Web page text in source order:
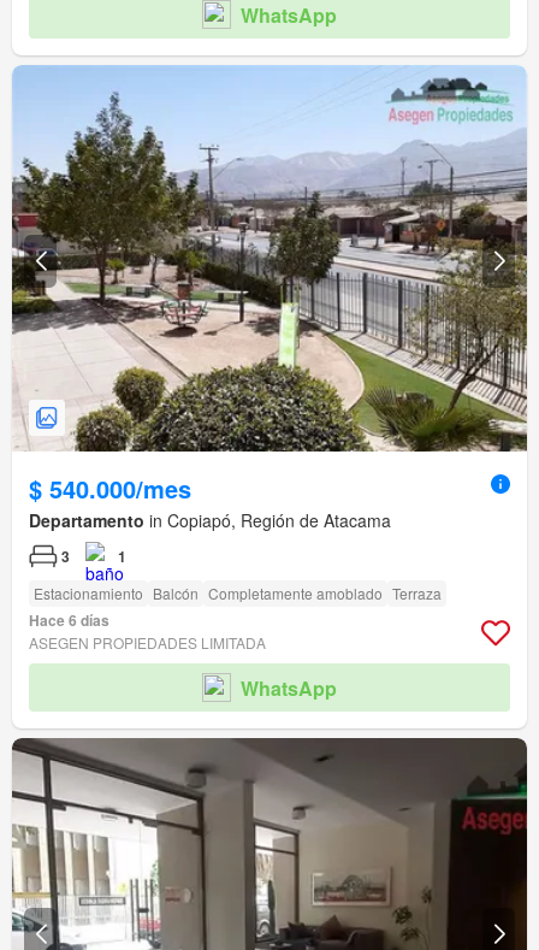
WhatsApp
$ 540.000/mes
Departamento in Copiapó, Región de Atacama
3 1
Estacionamiento Balcón Completamente amoblado Terraza
Hace 6 días
ASEGEN PROPIEDADES LIMITADA
WhatsApp